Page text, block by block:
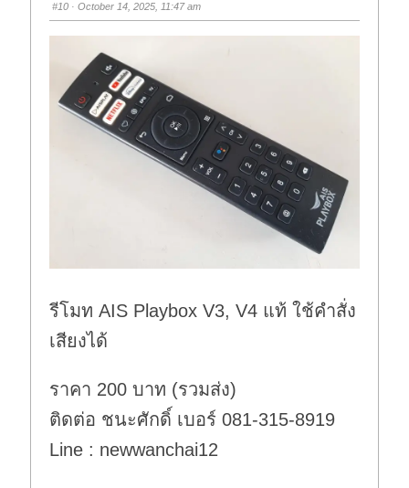
d
o
u
p
#10 · October 14, 2025, 11:47 am
รีโมท AIS Playbox V3, V4 แท้ ใช้คำสั่ง
เสียงได้
ราคา 200 บาท (รวมส่ง)
ติดต่อ ชนะศักดิ์ เบอร์ 081-315-8919
Line : newwanchai12